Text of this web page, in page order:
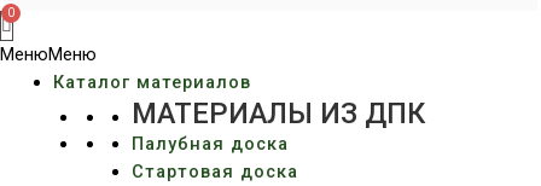
МенюМеню
Каталог материалов
МАТЕРИАЛЫ ИЗ ДПК
Палубная доска
Стартовая доска